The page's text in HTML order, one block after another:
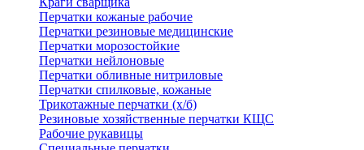
Перчатки кожаные рабочие
Перчатки резиновые медицинские
Перчатки морозостойкие
Перчатки нейлоновые
Перчатки обливные нитриловые
Перчатки спилковые, кожаные
Трикотажные перчатки (х/б)
Резиновые хозяйственные перчатки КЩС
Рабочие рукавицы